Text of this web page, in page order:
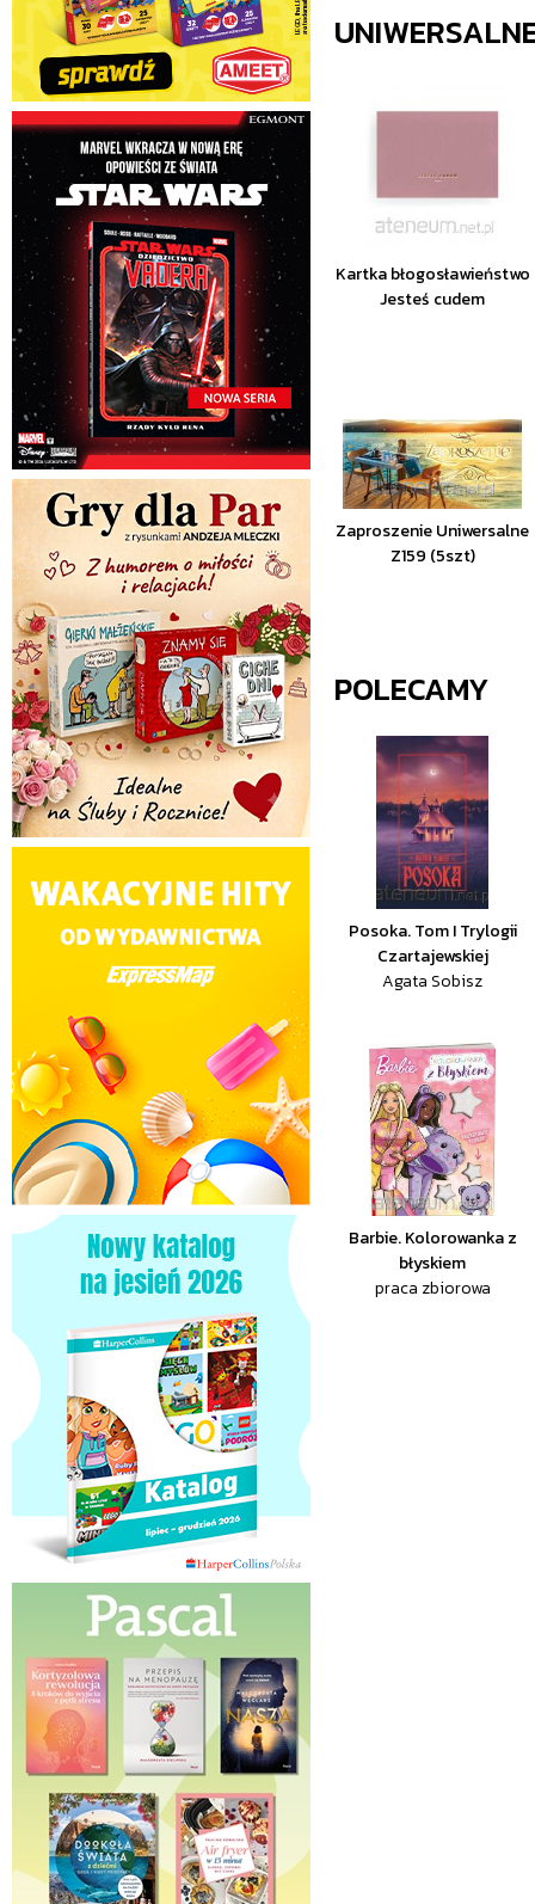
Kartka błogosławieństwo
Jesteś cudem
Zaproszenie Uniwersalne
Z159 (5szt)
POLECAMY
Posoka. Tom I Trylogii
Czartajewskiej
Agata Sobisz
Barbie. Kolorowanka z
błyskiem
praca zbiorowa